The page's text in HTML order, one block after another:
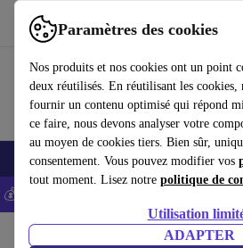
Paramètres des cookies
Nos produits et nos cookies ont un point
deux réutilisés. En réutilisant les cookies,
fournir un contenu optimisé qui répond
ce faire, nous devons analyser votre
au moyen de cookies tiers. Bien sûr,
consentement. Vous pouvez modifier vos
tout moment. Lisez notre politique de
Utilisation
ADAPTER
Utilisez refurbed rapidement et facilement
Smartphones Laptops Tablettes
💰-5% EXTRA sur les iPhones – Code:
Ordinateurs portables